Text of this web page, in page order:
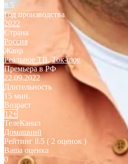
8.5
Год производства
2022
Страна
Россия
Жанр
Реальное ТВ, Ток-шоу
Премьера в РФ
22.09.2022
Длительность
15 мин.
Возраст
12+
ТелеКанал
Домашний
Рейтинг 8.5 ( 2 оценок )
Ваша оценка
0